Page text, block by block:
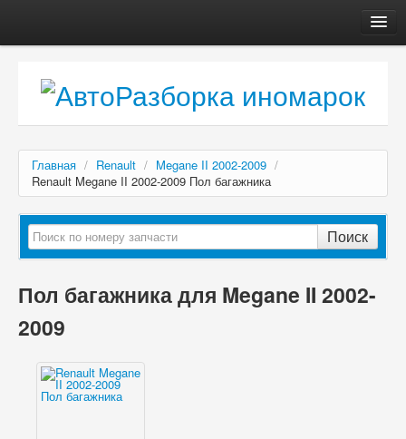
Автосервис
Как купить
Главная / Renault / Megane II 2002-2009 /
Renault Megane II 2002-2009 Пол багажника
Поиск
Пол багажника для Megane II 2002-
2009